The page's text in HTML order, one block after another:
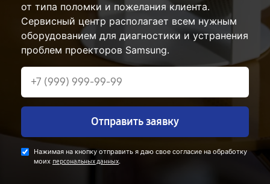
от типа поломки и пожелания клиента.
Сервисный центр располагает всем нужным
оборудованием для диагностики и устранения
проблем проекторов Samsung.
Отправить заявку
Нажимая на кнопку отправить я даю свое согласие на обработку
моих персональных данных.